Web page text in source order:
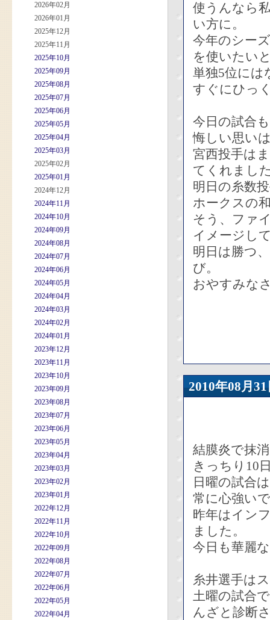
2026年02月
2026年01月
2025年12月
2025年11月
2025年10月
2025年09月
2025年08月
2025年07月
2025年06月
2025年05月
2025年04月
2025年03月
2025年02月
2025年01月
2024年12月
2024年11月
2024年10月
2024年09月
2024年08月
2024年07月
2024年06月
2024年05月
2024年04月
2024年03月
2024年02月
2024年01月
2023年12月
2023年11月
2023年10月
2023年09月
2023年08月
2023年07月
2023年06月
2023年05月
2023年04月
2023年03月
2023年02月
2023年01月
2022年12月
2022年11月
2022年10月
2022年09月
2022年08月
2022年07月
2022年06月
2022年05月
2022年04月
使うんなら
い方に。
今年のシー
を使いたい
単独5位には
すぐにひっ
今日の試合
悔しい思い
宮西投手は
てくれまし
明日の糸数
ホークスの
そう、ファ
イメージし
明日は勝つ
び。
おやすみな
2010年08
結膜炎で抹
きっちり10
日曜の試合
常に心強い
昨年はイン
ました。
今日も華麗
糸井選手は
土曜の試合
んざと診断